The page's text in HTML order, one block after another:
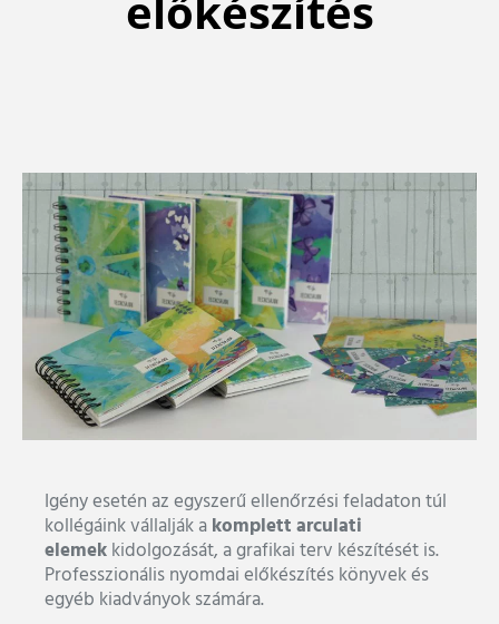
Igény esetén az egyszerű ellenőrzési feladaton túl
kollégáink vállalják a komplett arculati
elemek kidolgozását, a grafikai terv készítését is.
Professzionális nyomdai előkészítés könyvek és
egyéb kiadványok számára.